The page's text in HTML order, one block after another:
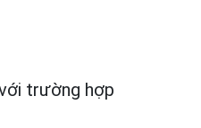
trường hợp